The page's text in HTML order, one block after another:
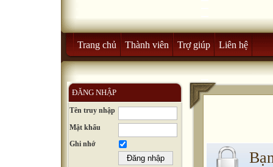
Trang chủ Thành viên Trợ giúp Liên hệ
ĐĂNG NHẬP
Tên truy nhập
Mật khẩu
Ghi nhớ